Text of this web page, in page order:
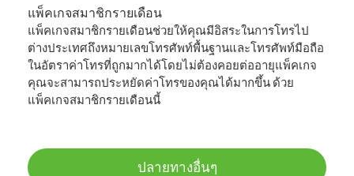
แพ็คเกจสมาชิกรายเดือน
แพ็คเกจสมาชิกรายเดือนช่วยให้คุณมีอิสระในการโทรไป
ต่างประเทศถึงหมายเลขโทรศัพท์พื้นฐานและโทรศัพท์มือถือ
ในอัตราค่าโทรที่ถูกมากได้โดยไม่ต้องคอยต่ออายุแพ็คเกจ
คุณจะสามารถประหยัดค่าโทรของคุณได้มากขึ้น ด้วย
แพ็คเกจสมาชิกรายเดือนนี้
ปลายทางอื่นๆ